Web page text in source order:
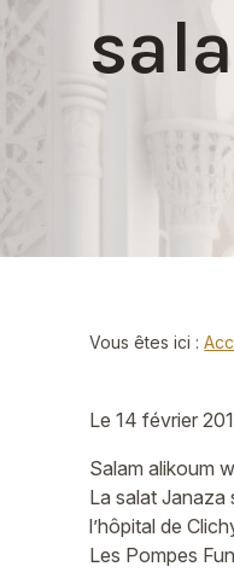
Vous êtes ici :
Le14 février
Salam alikoum
La salat Janaza
l’hôpital de
Les Pompes